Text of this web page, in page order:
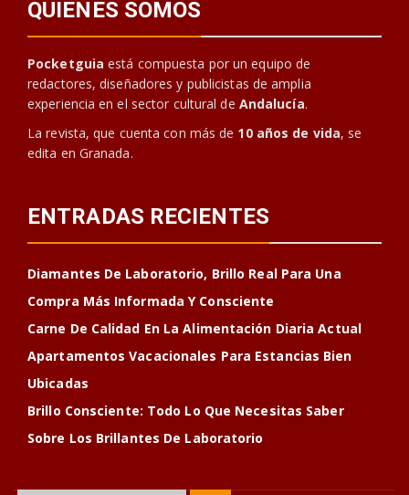
QUIENES SOMOS
Pocketguia está compuesta por un equipo de
redactores, diseñadores y publicistas de amplia
experiencia en el sector cultural de Andalucía.
La revista, que cuenta con más de 10 años de vida, se
edita en Granada.
ENTRADAS RECIENTES
Diamantes De Laboratorio, Brillo Real Para Una
Compra Más Informada Y Consciente
Carne De Calidad En La Alimentación Diaria Actual
Apartamentos Vacacionales Para Estancias Bien
Ubicadas
Brillo Consciente: Todo Lo Que Necesitas Saber
Sobre Los Brillantes De Laboratorio